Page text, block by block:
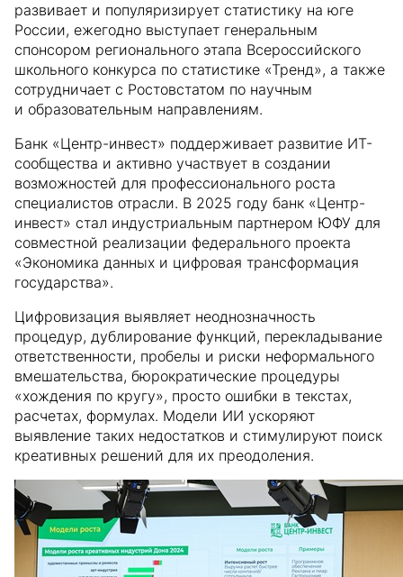
развивает и популяризирует статистику на юге
России, ежегодно выступает генеральным
спонсором регионального этапа Всероссийского
школьного конкурса по статистике «Тренд», а также
сотрудничает с Ростовстатом по научным
и образовательным направлениям.
Банк «Центр-инвест» поддерживает развитие ИТ-
сообщества и активно участвует в создании
возможностей для профессионального роста
специалистов отрасли. В 2025 году банк «Центр-
инвест» стал индустриальным партнером ЮФУ для
совместной реализации федерального проекта
«Экономика данных и цифровая трансформация
государства».
Цифровизация выявляет неоднозначность
процедур, дублирование функций, перекладывание
ответственности, пробелы и риски неформального
вмешательства, бюрократические процедуры
«хождения по кругу», просто ошибки в текстах,
расчетах, формулах. Модели ИИ ускоряют
выявление таких недостатков и стимулируют поиск
креативных решений для их преодоления.